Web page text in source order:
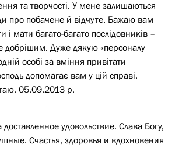
та творчості. У мене залишаються
про побачене й відчуте. Бажаю вам
і мати багато-багато послідовників –
добрішим. Дуже дякую «персоналу
особі за вміння привітати
допомагає вам у цій справі.
05.09.2013 р.
удовольствие. Слава Богу,
Счастья, здоровья и вдохновения